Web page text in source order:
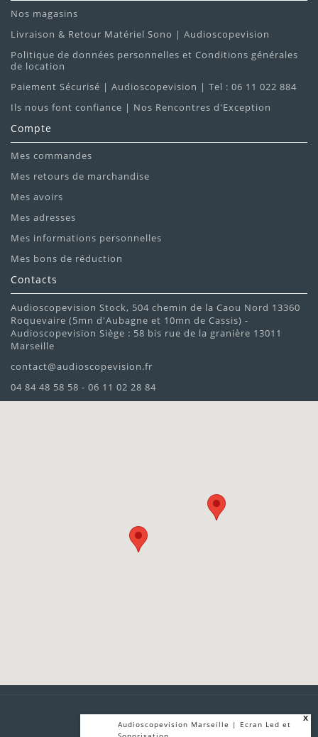
Nos magasins
Livraison & Retour Matériel Sono | Audioscopevision
Politique de données personnelles et Conditions générales
de location
Paiement Sécurisé | Audioscopevision | Tel : 06 11 022 884
Ils nous font confiance | Nos Rencontres d'Exception
Compte
Mes commandes
Mes retours de marchandise
Mes avoirs
Mes adresses
Mes informations personnelles
Mes bons de réduction
Contacts
Audioscopevision Stock, 504 chemin de la Caou Nord 13360
Roquevaire (5mn d'Aubagne et 10mn de Cassis) -
Audioscopevision Siège : 58 bis rue de la granière 13011
Marseille
contact@audioscopevision.fr
04 84 48 58 58 - 06 11 02 28 84
Audioscopevision Marseille | Ecran Led et
x